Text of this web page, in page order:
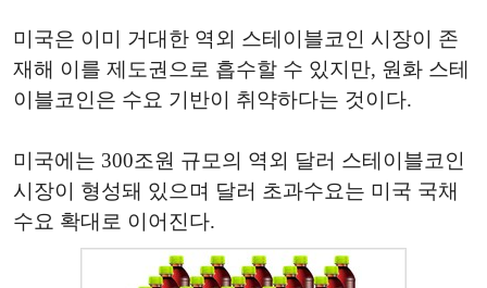
미국은 이미 거대한 역외 스테이블코인 시장이 존
재해 이를 제도권으로 흡수할 수 있지만, 원화 스테
이블코인은 수요 기반이 취약하다는 것이다.
미국에는 300조원 규모의 역외 달러 스테이블코인
시장이 형성돼 있으며 달러 초과수요는 미국 국채
수요 확대로 이어진다.